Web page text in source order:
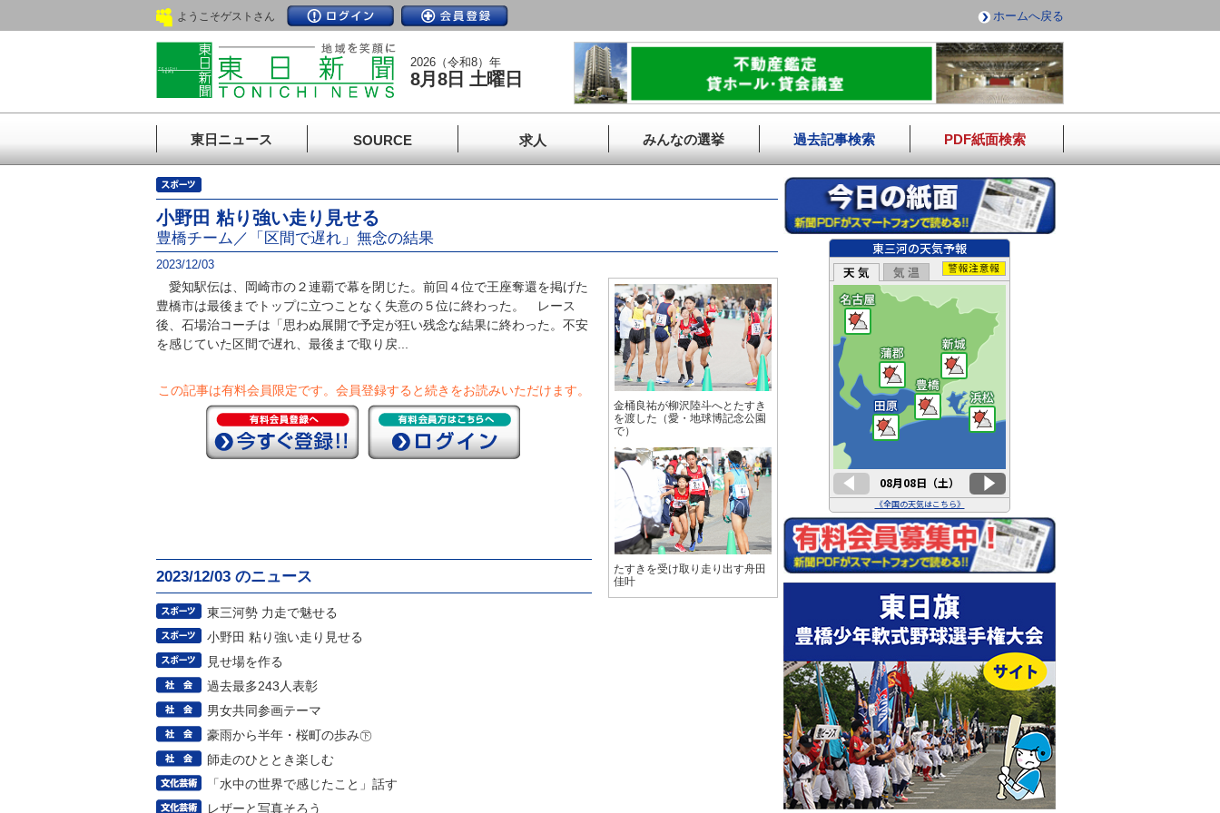
ようこそゲストさん ホームへ戻る
2026（令和8）年
8月8日 土曜日
東日ニュース SOURCE 求人 みんなの選挙 過去記事検索 PDF紙面検索
小野田 粘り強い走り見せる
豊橋チーム／「区間で遅れ」無念の結果
2023/12/03
愛知駅伝は、岡崎市の２連覇で幕を閉じた。前回４位で王座奪還を掲げた
豊橋市は最後までトップに立つことなく失意の５位に終わった。 レース
後、石場治コーチは「思わぬ展開で予定が狂い残念な結果に終わった。不安
を感じていた区間で遅れ、最後まで取り戻...
この記事は有料会員限定です。 会員登録すると続きをお読みいただけます。
2023/12/03 のニュース
東三河勢 力走で魅せる
小野田 粘り強い走り見せる
見せ場を作る
過去最多243人表彰
男女共同参画テーマ
豪雨から半年・桜町の歩み㊦
師走のひととき楽しむ
「水中の世界で感じたこと」話す
レザーと写真そろう
金桶良祐が柳沢陸斗へとたすき
を渡した（愛・地球博記念公園
で）
たすきを受け取り走り出す舟田
佳叶